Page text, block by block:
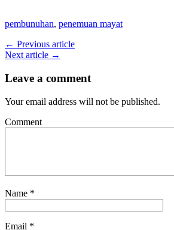
pembunuhan, penemuan mayat
← Previous article
Next article →
Leave a comment
Your email address will not be published.
Comment
Name *
Email *